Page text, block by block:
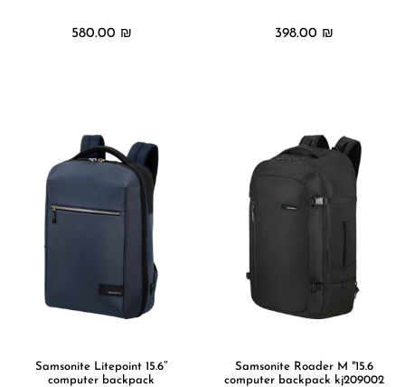
398.00 ₪
580.00 ₪
15.6" Samsonite Roader M
computer backpack kj209002
15.6″ Samsonite Litepoint
computer backpack